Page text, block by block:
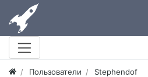
Пользователи Stephendof